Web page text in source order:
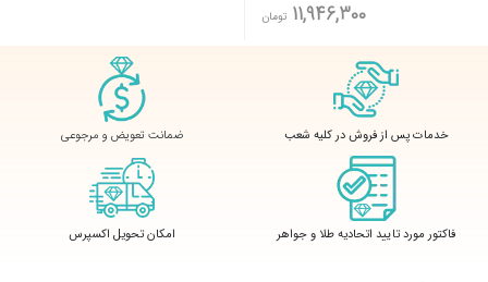
11,946,300 تومان
خدمات پس از فروش در کلیه شعب ضمانت تعویض و مرجوعی
فاکتور مورد تایید اتحادیه طلا و جواهر امکان تحویل اکسپرس